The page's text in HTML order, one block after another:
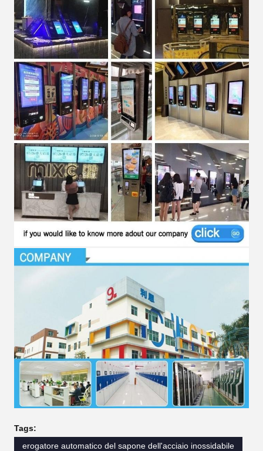
Tags:
erogatore automatico del sapone dell'acciaio inossidabile